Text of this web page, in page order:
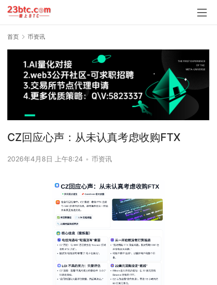
首页 币资讯
CZ回应心声：从未认真考虑收购FTX
2026年4月8日 上午8:24 • 币资讯